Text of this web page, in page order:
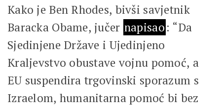
Kako je Ben Rhodes, bivši savjetnik
Baracka Obame, jučer napisao: “Da
Sjedinjene Države i Ujedinjeno
Kraljevstvo obustave vojnu pomoć, a
EU suspendira trgovinski sporazum s
Izraelom, humanitarna pomoć bi bez